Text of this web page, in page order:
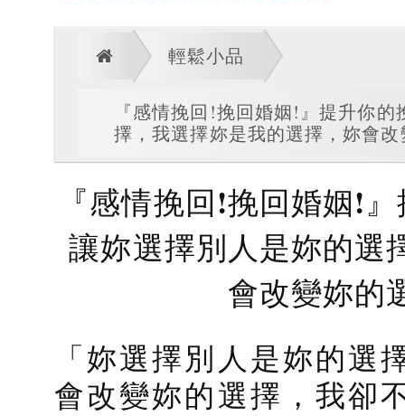
輕鬆小品
『感情挽回!挽回婚姻!』提升你
擇，我選擇妳是我的選擇，妳會
『感情挽回!挽回婚姻!
讓妳選擇別人是妳的選
會改變妳的
「妳選擇別人是妳的
會改變妳的選擇，我卻